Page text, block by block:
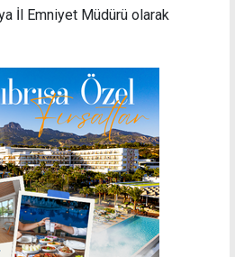
İl Emniyet Müdürü olarak